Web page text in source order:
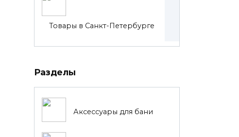
Товары в Санкт-Петербурге
Разделы
Аксессуары для бани